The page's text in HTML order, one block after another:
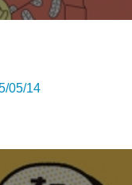
05/14